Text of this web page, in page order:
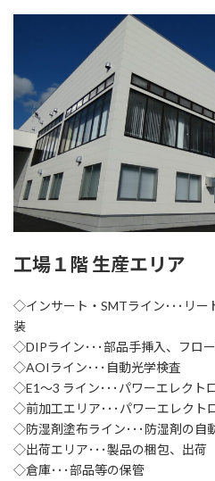
工場１階 生産エリア
◇インサート・SMTライン･･･リー
装
◇DIPライン･･･部品手挿入、フロ
◇AOIライン･･･自動光学検査
◇E1～3 ライン･･･パワーエレクト
◇前加工エリア･･･パワーエレクト
◇防湿剤塗布ライン･･･防湿剤の自
◇出荷エリア･･･製品の梱包、出荷
◇倉庫･･･部品等の保管